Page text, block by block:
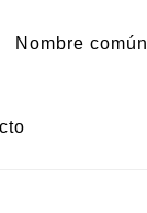
Nombre común